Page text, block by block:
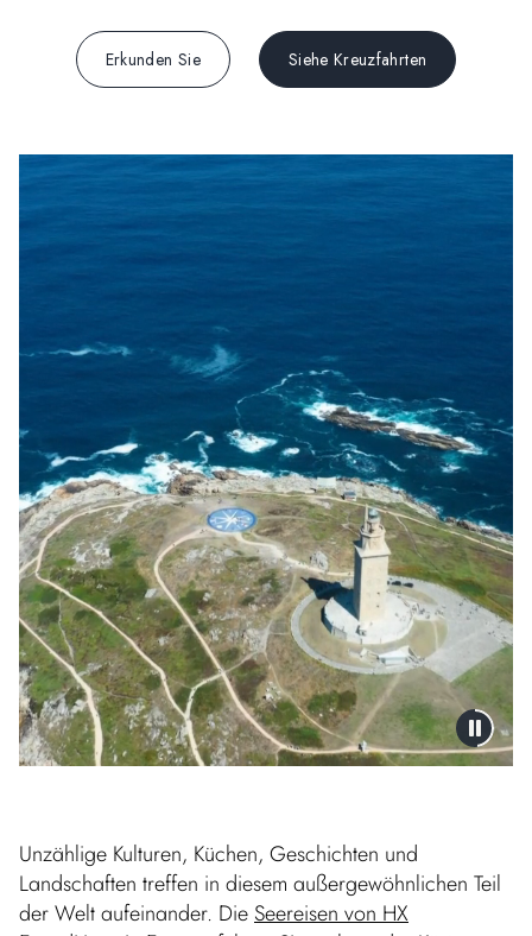
Deutschland
Schweiz
Schweden
Erkunden Sie Siehe Kreuzfahrten
Unzählige Kulturen, Küchen, Geschichten und
Landschaften treffen in diesem außergewöhnlichen Teil
der Welt aufeinander. Die Seereisen von HX